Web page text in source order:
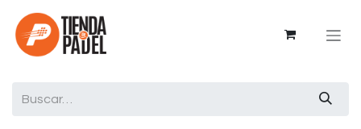
Ir al contenido